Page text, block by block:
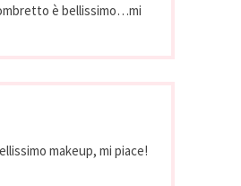
è bellissimo…mi
makeup, mi piace!